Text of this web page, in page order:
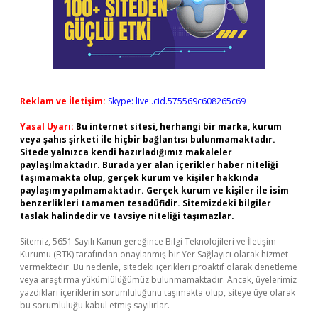
Reklam ve İletişim: Skype: live:.cid.575569c608265c69
Yasal Uyarı: Bu internet sitesi, herhangi bir marka, kurum
veya şahıs şirketi ile hiçbir bağlantısı bulunmamaktadır.
Sitede yalnızca kendi hazırladığımız makaleler
paylaşılmaktadır. Burada yer alan içerikler haber niteliği
taşımamakta olup, gerçek kurum ve kişiler hakkında
paylaşım yapılmamaktadır. Gerçek kurum ve kişiler ile isim
benzerlikleri tamamen tesadüfidir. Sitemizdeki bilgiler
taslak halindedir ve tavsiye niteliği taşımazlar.
Sitemiz, 5651 Sayılı Kanun gereğince Bilgi Teknolojileri ve İletişim
Kurumu (BTK) tarafından onaylanmış bir Yer Sağlayıcı olarak hizmet
vermektedir. Bu nedenle, sitedeki içerikleri proaktif olarak denetleme
veya araştırma yükümlülüğümüz bulunmamaktadır. Ancak, üyelerimiz
yazdıkları içeriklerin sorumluluğunu taşımakta olup, siteye üye olarak
bu sorumluluğu kabul etmiş sayılırlar.